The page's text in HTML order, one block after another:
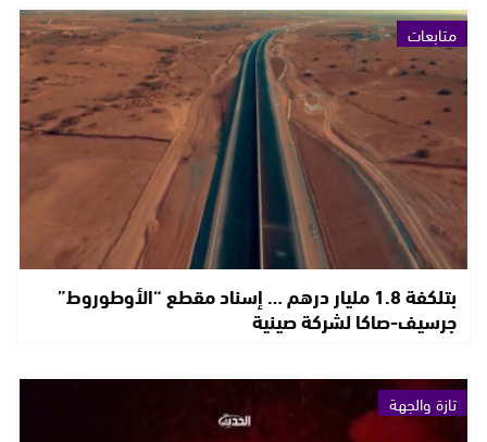
متابعات
بتلكفة 1.8 مليار درهم … إسناد مقطع “الأوطوروط”
جرسيف-صاكا لشركة صينية
تازة والجهة